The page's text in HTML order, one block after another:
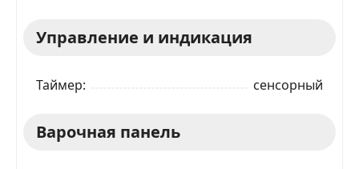
Управление и индикация
Таймер сенсорный
Варочная панель